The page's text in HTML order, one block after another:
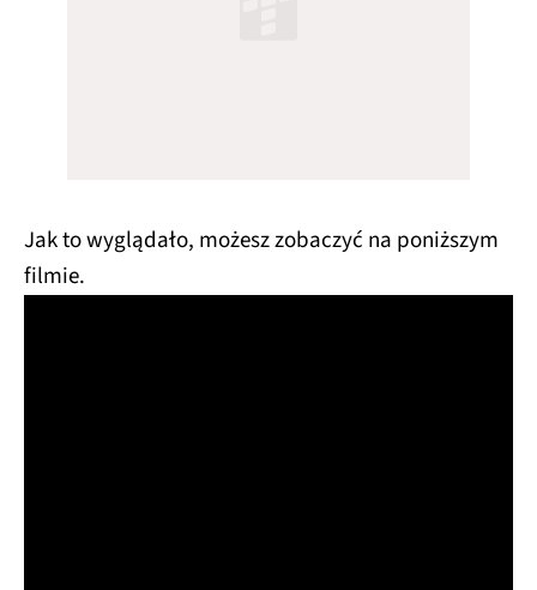
Jak to wyglądało, możesz zobaczyć na poniższym
filmie.